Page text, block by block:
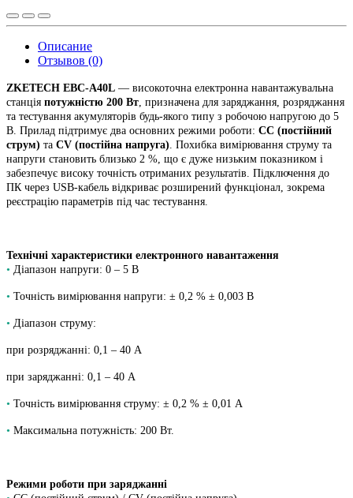
Описание
Отзывов (0)
ZKETECH EBC-A40L — високоточна електронна навантажувальна
станція потужністю 200 Вт , призначена для заряджання, розряджання
та тестування акумуляторів будь-якого типу з робочою напругою до 5
В. Прилад підтримує два основних режими роботи: CC (постійний
струм) та CV (постійна напруга) . Похибка вимірювання струму та
напруги становить близько 2 %, що є дуже низьким показником і
забезпечує високу точність отриманих результатів. Підключення до
ПК через USB-кабель відкриває розширений функціонал, зокрема
реєстрацію параметрів під час тестування.
Технічні характеристики електронного навантаження
• Діапазон напруги: 0 – 5 В
• Точність вимірювання напруги: ± 0,2 % ± 0,003 В
• Діапазон струму:
при розряджанні: 0,1 – 40 А
при заряджанні: 0,1 – 40 А
• Точність вимірювання струму: ± 0,2 % ± 0,01 А
• Максимальна потужність: 200 Вт.
Режими роботи при заряджанні